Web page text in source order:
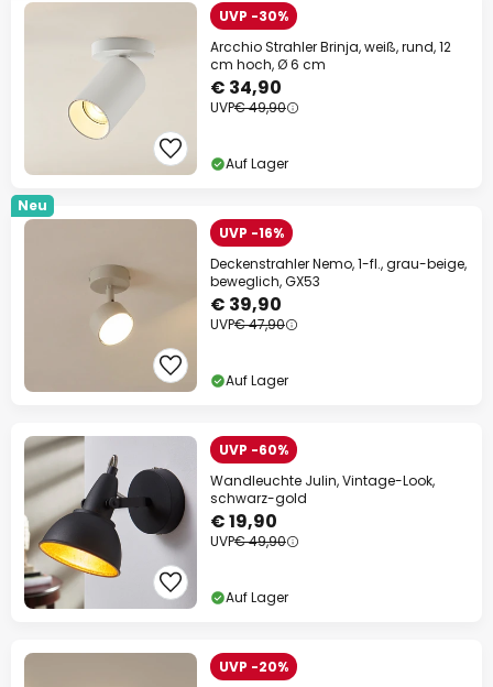
UVP -30%
Arcchio Strahler Brinja, weiß, rund, 12
cm hoch, Ø 6 cm
€ 34,90
UVP€ 49,90
Auf Lager
Neu
UVP -16%
Deckenstrahler Nemo, 1-fl., grau-beige,
beweglich, GX53
€ 39,90
UVP€ 47,90
Auf Lager
UVP -60%
Wandleuchte Julin, Vintage-Look,
schwarz-gold
€ 19,90
UVP€ 49,90
Auf Lager
UVP -20%